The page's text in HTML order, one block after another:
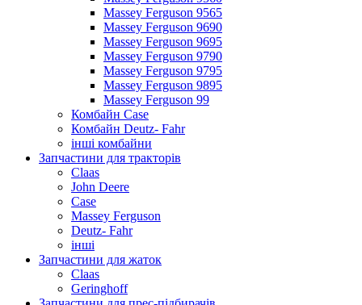
Massey Ferguson 9565
Massey Ferguson 9690
Massey Ferguson 9695
Massey Ferguson 9790
Massey Ferguson 9795
Massey Ferguson 9895
Massey Ferguson 99
Комбайн Case
Комбайн Deutz- Fahr
інші комбайни
Запчастини для тракторів
Claas
John Deere
Case
Massey Ferguson
Deutz- Fahr
інші
Запчастини для жаток
Claas
Geringhoff